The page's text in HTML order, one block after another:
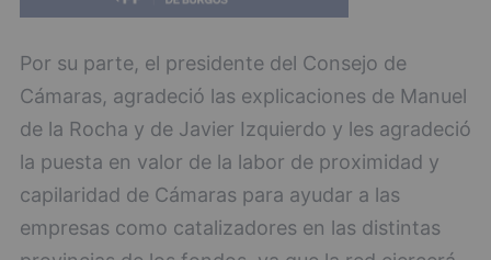
Por su parte, el presidente del Consejo de
Cámaras, agradeció las explicaciones de Manuel
de la Rocha y de Javier Izquierdo y les agradeció
la puesta en valor de la labor de proximidad y
capilaridad de Cámaras para ayudar a las
empresas como catalizadores en las distintas